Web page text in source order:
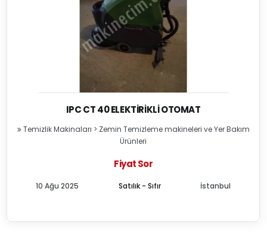
IPC CT 40 ELEKTIRIKLI OTOMAT
Temizlik Makinaları > Zemin Temizleme makineleri ve Yer Bakım
Ürünleri
Fiyat Sor
Satılık - Sıfır
10 Ağu 2025 İstanbul